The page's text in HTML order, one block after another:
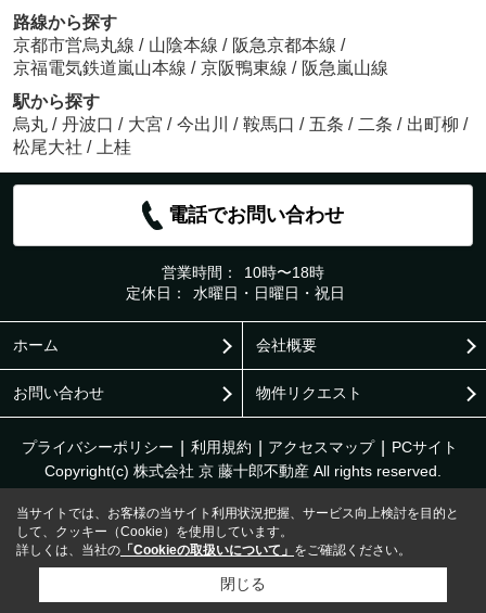
路線から探す
京都市営烏丸線 / 山陰本線 / 阪急京都本線 /
京福電気鉄道嵐山本線 / 京阪鴨東線 / 阪急嵐山線
駅から探す
烏丸 / 丹波口 / 大宮 / 今出川 / 鞍馬口 / 五条 / 二条 / 出町柳 /
松尾大社 / 上桂
電話でお問い合わせ
営業時間：
10時〜18時
定休日：
水曜日・日曜日・祝日
ホーム 会社概要
お問い合わせ 物件リクエスト
プライバシーポリシー 利用規約 アクセスマップ
PCサイト
Copyright(c) 株式会社 京 藤十郎不動産 All rights reserved.
当サイトでは、お客様の当サイト利用状況把握、サービス向上検討を目的と
して、クッキー（Cookie）を使用しています。
詳しくは、当社の 「Cookieの取扱いについて」 をご確認ください。
閉じる